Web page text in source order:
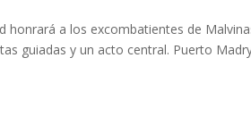
honrará a los excombatientes de
guiadas y un acto central. Puerto